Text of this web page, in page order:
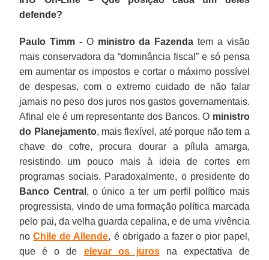
defende?
Paulo Timm - O ministro da Fazenda tem a visão
mais conservadora da “dominância fiscal” e só pensa
em aumentar os impostos e cortar o máximo possível
de despesas, com o extremo cuidado de não falar
jamais no peso dos juros nos gastos governamentais.
Afinal ele é um representante dos Bancos. O ministro
do Planejamento, mais flexível, até porque não tem a
chave do cofre, procura dourar a pílula amarga,
resistindo um pouco mais à ideia de cortes em
programas sociais. Paradoxalmente, o presidente do
Banco Central , o único a ter um perfil político mais
progressista, vindo de uma formação política marcada
pelo pai, da velha guarda cepalina, e de uma vivência
noChile de Allende, é obrigado a fazer o pior papel,
que é o de elevar os jurosna expectativa de